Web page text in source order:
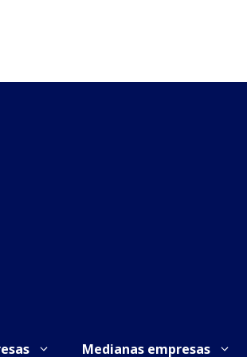
Medianas empresas